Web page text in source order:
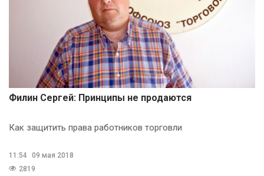
Филин Сергей: Принципы не продаются
Как защитить права работников торговли
11:54
09 мая 2018
2819